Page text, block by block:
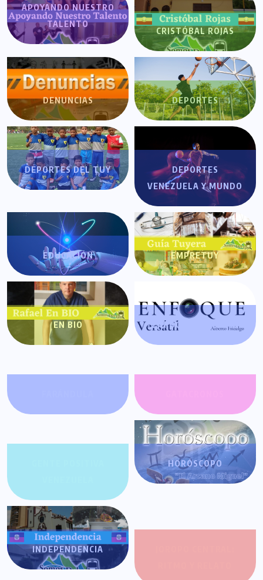
APOYANDO NUESTRO
TALENTO
CRISTÓBAL ROJAS
DENUNCIAS DEPORTES
DEPORTES DEL TUY
DEPORTES
VENEZUELA Y MUNDO
EDUCACIÓN EMPRETUY
EN BIO ENFOQUE VERSÁTIL
HORÓSCOPO
INDEPENDENCIA